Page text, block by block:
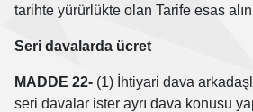
tarihte yürürlükte olan Tarife esas
Seri davalarda ücret
MADDE 22-(1) İhtiyari dava
seri davalar ister ayrı dava konusu